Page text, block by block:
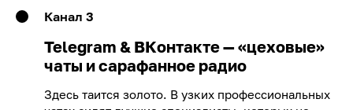
Канал 3
Telegram & ВКонтакте — «цеховые»
чаты и сарафанное радио
Здесь таится золото. В узких профессиональных